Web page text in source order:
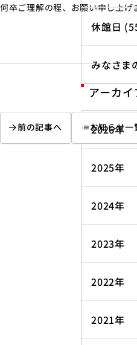
何卒ご理解の程、お願い申し上げ
前の記事へ listお知らせ一
休館日
みなさま
アーカイ
2026年
2025年
2024年
2023年
2022年
2021年